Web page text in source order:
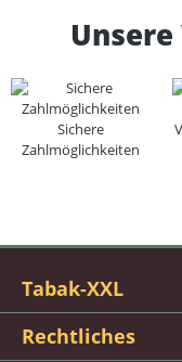
Sichere
Zahlmöglichkeiten
Tabak-XXL
Rechtliches